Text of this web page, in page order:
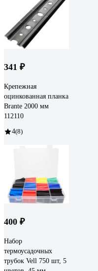
341 ₽
Крепежная
оцинкованная планка
Brante 2000 мм
112110
4(8)
400 ₽
Набор
термоусадочных
трубок Vell 750 шт, 5